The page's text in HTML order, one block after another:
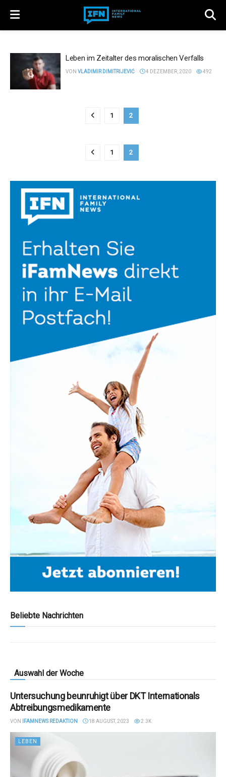
Leben im Zeitalter des moralischen Verfalls
VON VLADIMIR DIMITRIJEVIĆ 4 DEZEMBER, 2020 492
1 2
1 2
Beliebte Nachrichten
Auswahl der Woche
Untersuchung beunruhigt über DKT Internationals
Abtreibungsmedikamente
VON IFAMNEWS REDAKTION 18 AUGUST, 2023 2.3K
LEBEN